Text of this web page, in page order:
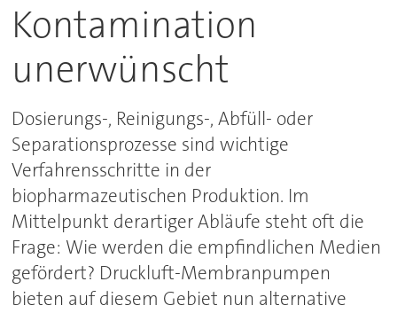
Kontamination
unerwünscht
Dosierungs-, Reinigungs-, Abfüll- oder
Separationsprozesse sind wichtige
Verfahrensschritte in der
biopharmazeutischen Produktion. Im
Mittelpunkt derartiger Abläufe steht oft die
Frage: Wie werden die empfindlichen Medien
gefördert? Druckluft-Membranpumpen
bieten auf diesem Gebiet nun alternative